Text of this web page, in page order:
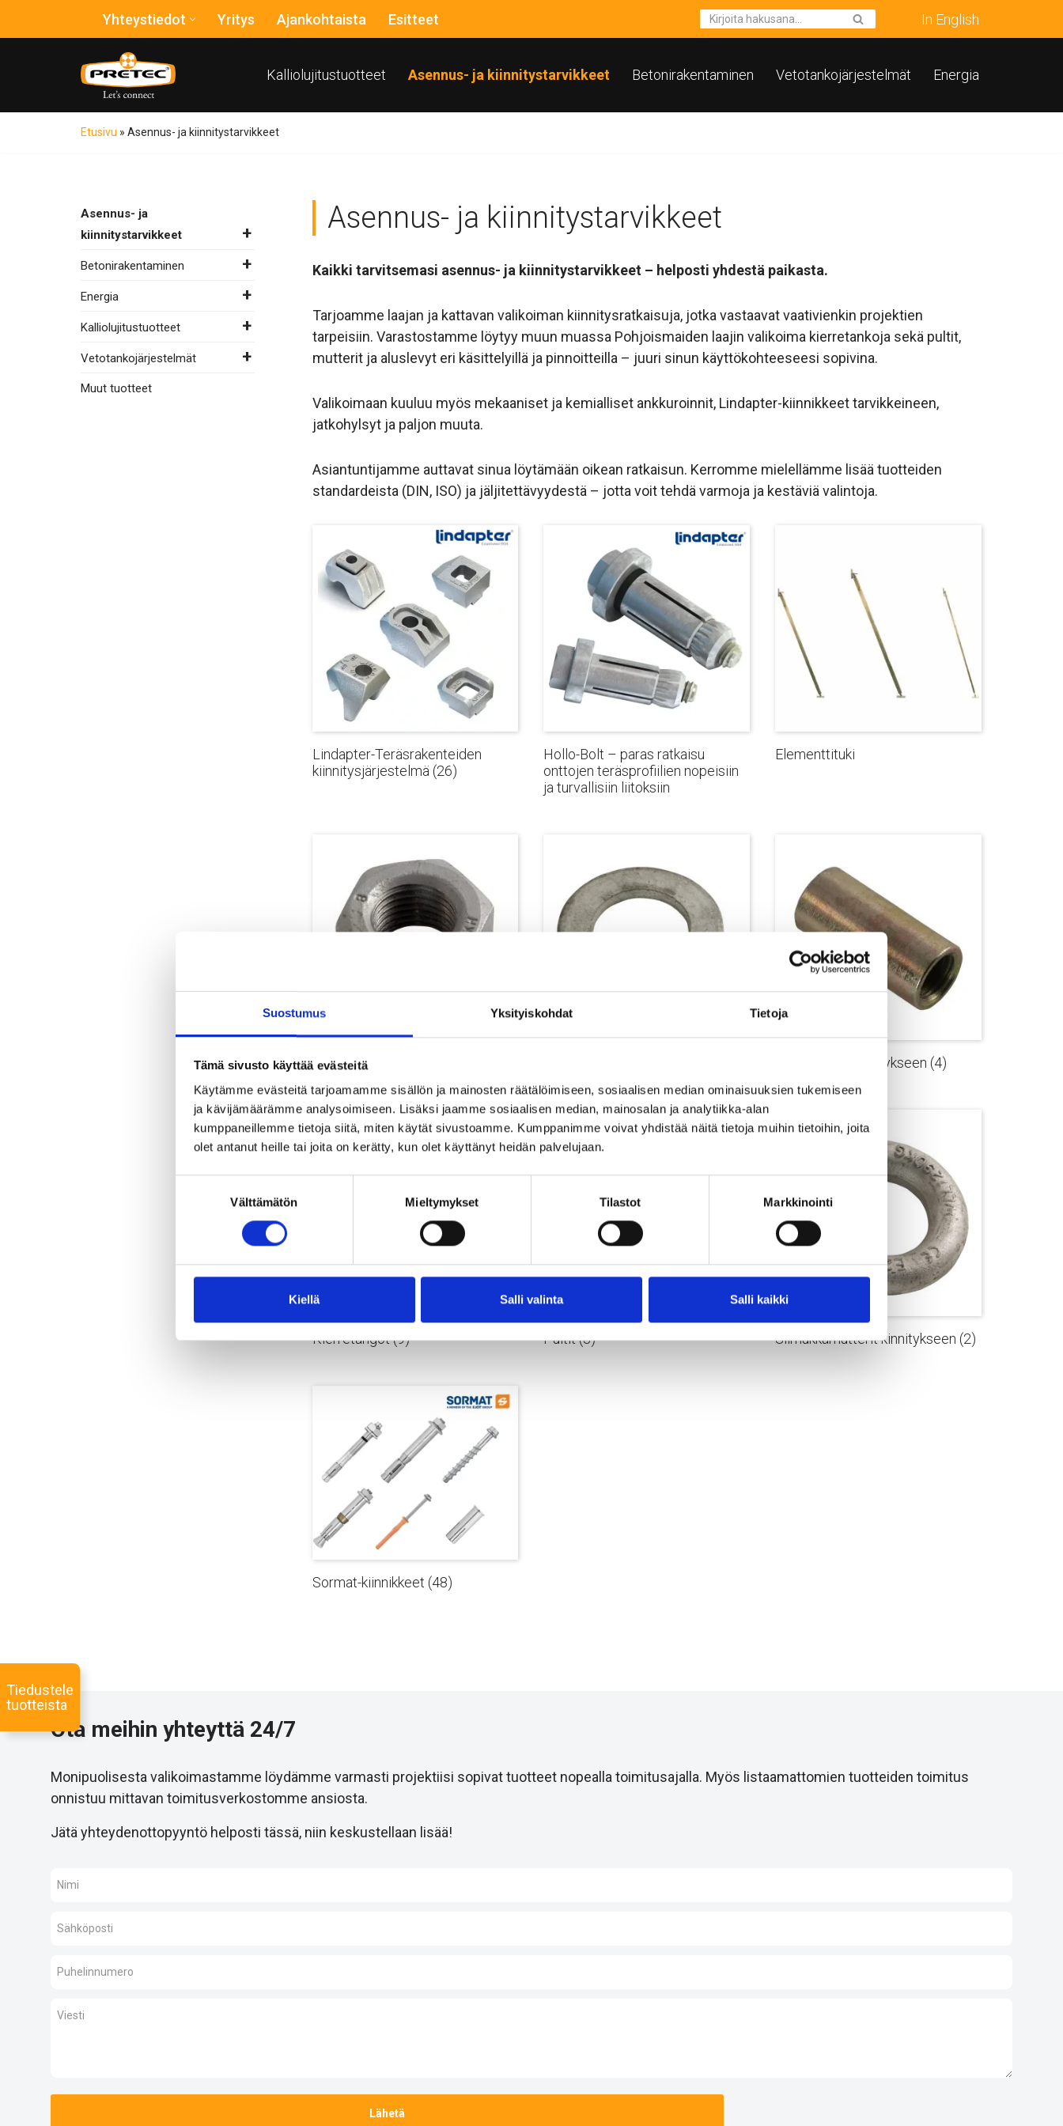
Suostumus Yksityiskohdat Tietoja
Tämä sivusto käyttää evästeitä
Käytämme evästeitä tarjoamamme sisällön ja mainosten räätälöimiseen, sosiaalisen median ominaisuuksien tukemiseen
ja kävijämäärämme analysoimiseen. Lisäksi jaamme sosiaalisen median, mainosalan ja analytiikka-alan
kumppaneillemme tietoja siitä, miten käytät sivustoamme. Kumppanimme voivat yhdistää näitä tietoja muihin tietoihin, joita
olet antanut heille tai joita on kerätty, kun olet käyttänyt heidän palvelujaan.
Välttämätön Mieltymykset Tilastot Markkinointi
Kiellä Salli valinta Salli kaikki
Yhteystiedot Yritys Ajankohtaista Esitteet In English
Kalliolujitustuotteet Asennus- ja kiinnitystarvikkeet Betonirakentaminen Vetotankojärjestelmät Energia
Etusivu » Asennus- ja kiinnitystarvikkeet
Asennus- ja
kiinnitystarvikkeet
Betonirakentaminen
Energia
Kalliolujitustuotteet
Vetotankojärjestelmät
Muut tuotteet
Asennus- ja kiinnitystarvikkeet
Kaikki tarvitsemasi asennus- ja kiinnitystarvikkeet – helposti yhdestä paikasta.
Tarjoamme laajan ja kattavan valikoiman kiinnitysratkaisuja, jotka vastaavat vaativienkin projektien
tarpeisiin. Varastostamme löytyy muun muassa Pohjoismaiden laajin valikoima kierretankoja sekä pultit,
mutterit ja aluslevyt eri käsittelyillä ja pinnoitteilla – juuri sinun käyttökohteeseesi sopivina.
Valikoimaan kuuluu myös mekaaniset ja kemialliset ankkuroinnit, Lindapter-kiinnikkeet tarvikkeineen,
jatkohylsyt ja paljon muuta.
Asiantuntijamme auttavat sinua löytämään oikean ratkaisun. Kerromme mielellämme lisää tuotteiden
standardeista (DIN, ISO) ja jäljitettävyydestä – jotta voit tehdä varmoja ja kestäviä valintoja.
Lindapter-Teräsrakenteiden
kiinnitysjärjestelmä (26)
Hollo-Bolt – paras ratkaisu
onttojen teräsprofiilien nopeisiin
ja turvallisiin liitoksiin
Elementtituki
Mutterit Jatkohylsyt kiinnitykseen (4)
Kierretangot(9) Pultit(3) Silmukkamutterit kinnitykseen (2)
Sormat-kiinnikkeet (48)
Ota meihin yhteyttä 24/7
Monipuolisesta valikoimastamme löydämme varmasti projektiisi sopivat tuotteet nopealla toimitusajalla. Myös listaamattomien tuotteiden toimitus
onnistuu mittavan toimitusverkostomme ansiosta.
Jätä yhteydenottopyyntö helposti tässä, niin keskustellaan lisää!
Tiedustele
tuotteista